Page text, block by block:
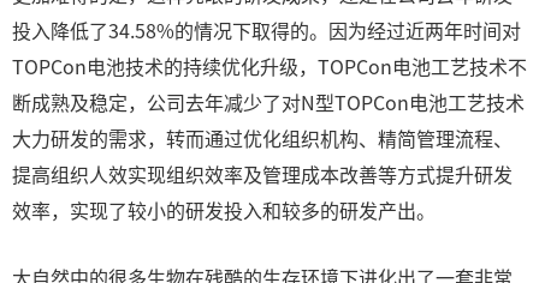
投入降低了34.58%的情况下取得的。因为经过近两年时间对
TOPCon电池技术的持续优化升级，TOPCon电池工艺技术不
断成熟及稳定，公司去年减少了对N型TOPCon电池工艺技术
大力研发的需求，转而通过优化组织机构、精简管理流程、
提高组织人效实现组织效率及管理成本改善等方式提升研发
效率，实现了较小的研发投入和较多的研发产出。
大自然中的很多生物在残酷的生存环境下进化出了一套非常